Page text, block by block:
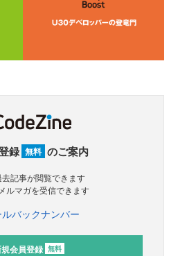
録 無料 のご案内
去記事が閲覧できます
ルマガを受信できます
ルバックナンバー
会員登録 無料